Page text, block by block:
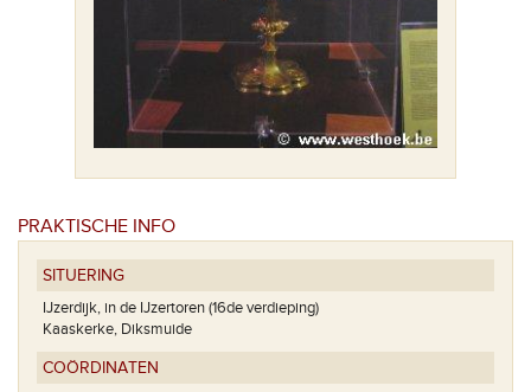
PRAKTISCHE INFO
SITUERING
IJzerdijk, in de IJzertoren (16de verdieping)
Kaaskerke, Diksmuide
COÖRDINATEN